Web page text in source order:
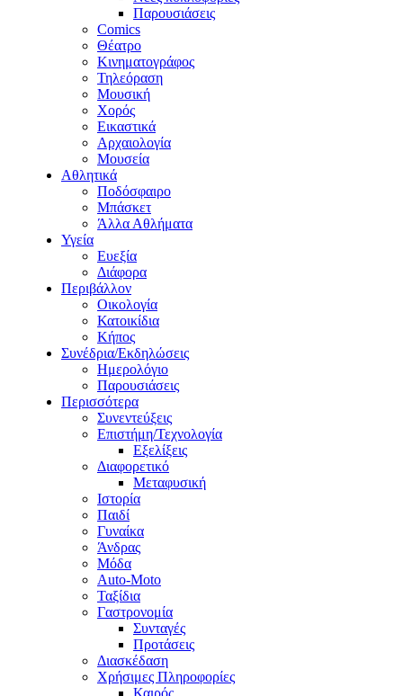
Παρουσιάσεις
Comics
Θέατρο
Κινηματογράφος
Τηλεόραση
Μουσική
Χορός
Εικαστικά
Αρχαιολογία
Μουσεία
Αθλητικά
Ποδόσφαιρο
Μπάσκετ
Άλλα Αθλήματα
Υγεία
Ευεξία
Διάφορα
Περιβάλλον
Οικολογία
Κατοικίδια
Κήπος
Συνέδρια/Εκδηλώσεις
Ημερολόγιο
Παρουσιάσεις
Περισσότερα
Συνεντεύξεις
Επιστήμη/Τεχνολογία
Εξελίξεις
Διαφορετικό
Μεταφυσική
Ιστορία
Παιδί
Γυναίκα
Άνδρας
Μόδα
Auto-Moto
Ταξίδια
Γαστρονομία
Συνταγές
Προτάσεις
Διασκέδαση
Χρήσιμες Πληροφορίες
Καιρός